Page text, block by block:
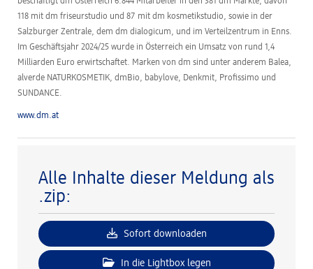
118 mit dm friseurstudio und 87 mit dm kosmetikstudio, sowie in der
Salzburger Zentrale, dem dm dialogicum, und im Verteilzentrum in Enns.
Im Geschäftsjahr 2024/25 wurde in Österreich ein Umsatz von rund 1,4
Milliarden Euro erwirtschaftet. Marken von dm sind unter anderem Balea,
alverde NATURKOSMETIK, dmBio, babylove, Denkmit, Profissimo und
SUNDANCE.
www.dm.at
Alle Inhalte dieser Meldung als
.zip:
Sofort downloaden
In die Lightbox legen